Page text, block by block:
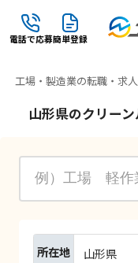
電話で応募簡単登録
工場・製造業の転職・求
山形県のクリー
所在地 山形県